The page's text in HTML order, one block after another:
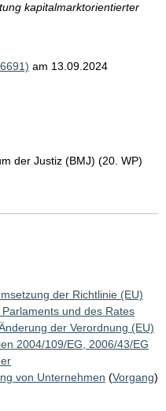
kapitalmarktorientierter
am 13.09.2024
der Justiz (BMJ) (20. WP)
der Richtlinie (EU)
und des Rates
der Verordnung (EU)
2004/109/EG, 2006/43/EG
von Unternehmen (Vorgang)